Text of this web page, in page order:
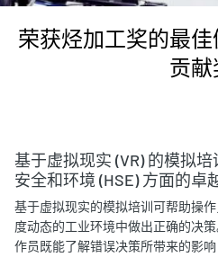
荣获烃加工奖的最
贡献
基于虚拟现实 (VR) 的模拟培
安全和环境 (HSE) 方面的卓
基于虚拟现实的模拟培训可帮助操
度动态的工业环境中做出正确的决
作员既能了解错误决策所带来的影